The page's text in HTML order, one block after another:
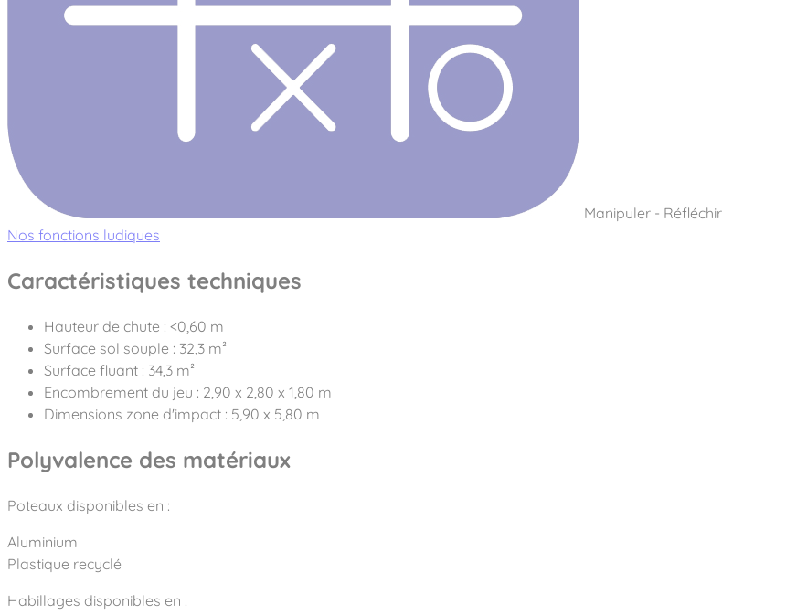
Manipuler - Réfléchir
Nos fonctions ludiques
Caractéristiques techniques
Hauteur de chute : <0,60 m
Surface sol souple : 32,3 m²
Surface fluant : 34,3 m²
Encombrement du jeu : 2,90 x 2,80 x 1,80 m
Dimensions zone d'impact : 5,90 x 5,80 m
Polyvalence des matériaux
Poteaux disponibles en :
Aluminium
Plastique recyclé
Habillages disponibles en :